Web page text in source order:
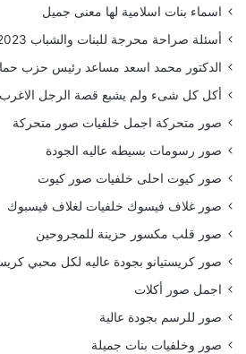
اسماء بنات اسلامية لها معنى جميل
أسئلة صراحة محرجة للبنات والشباب 2023
الدكتور محمد اسعد مساعد رئيس حزب
أكل كل شىء ولم يشبع قصة الرجل الاغرب
صور متحركة اجمل خلفيات صور متحركة
صور رسومات بسيطه عاليه الجودة
صور كيوت احلى خلفيات صور كيوت
صور غلاف فيسوك خلفيات لغلاف فيسبوك
صور قلب مكسور حزينة للمجروحين
صور كريستيانو بجودة عاليه لكل محبي
اجمل صور أكلات
صور للرسم بجودة عالية
صور وخلفيات بنات جميلة